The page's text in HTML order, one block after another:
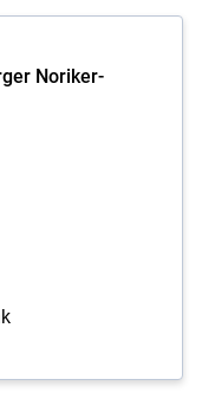
Noriker-